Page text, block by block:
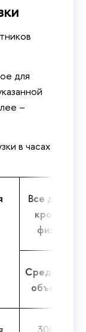
для
–
в часах
Все
кроме
Средний
объем